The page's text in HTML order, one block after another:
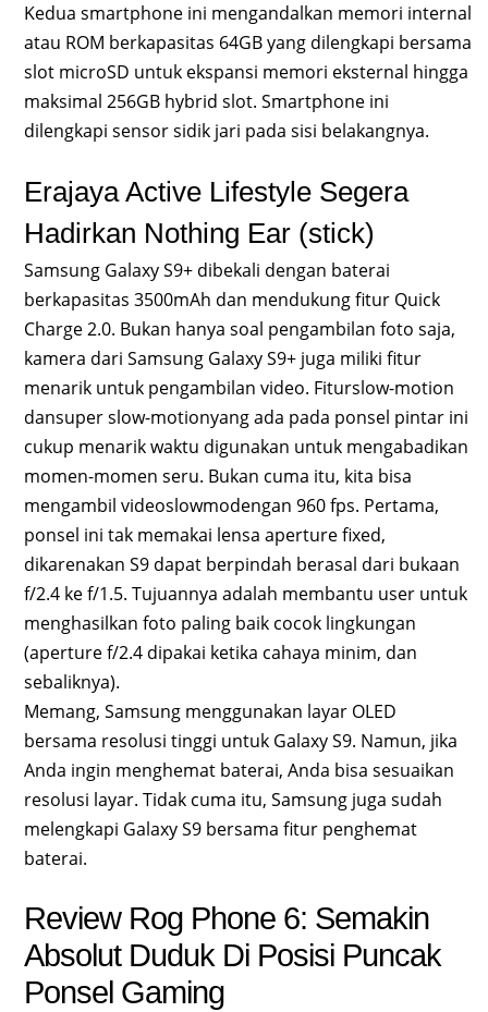
Kedua smartphone ini mengandalkan memori internal
atau ROM berkapasitas 64GB yang dilengkapi bersama
slot microSD untuk ekspansi memori eksternal hingga
maksimal 256GB hybrid slot. Smartphone ini
dilengkapi sensor sidik jari pada sisi belakangnya.
Erajaya Active Lifestyle Segera
Hadirkan Nothing Ear (stick)
Samsung Galaxy S9+ dibekali dengan baterai
berkapasitas 3500mAh dan mendukung fitur Quick
Charge 2.0. Bukan hanya soal pengambilan foto saja,
kamera dari Samsung Galaxy S9+ juga miliki fitur
menarik untuk pengambilan video. Fiturslow-motion
dansuper slow-motionyang ada pada ponsel pintar ini
cukup menarik waktu digunakan untuk mengabadikan
momen-momen seru. Bukan cuma itu, kita bisa
mengambil videoslowmodengan 960 fps. Pertama,
ponsel ini tak memakai lensa aperture fixed,
dikarenakan S9 dapat berpindah berasal dari bukaan
f/2.4 ke f/1.5. Tujuannya adalah membantu user untuk
menghasilkan foto paling baik cocok lingkungan
(aperture f/2.4 dipakai ketika cahaya minim, dan
sebaliknya).
Memang, Samsung menggunakan layar OLED
bersama resolusi tinggi untuk Galaxy S9. Namun, jika
Anda ingin menghemat baterai, Anda bisa sesuaikan
resolusi layar. Tidak cuma itu, Samsung juga sudah
melengkapi Galaxy S9 bersama fitur penghemat
baterai.
Review Rog Phone 6: Semakin
Absolut Duduk Di Posisi Puncak
Ponsel Gaming